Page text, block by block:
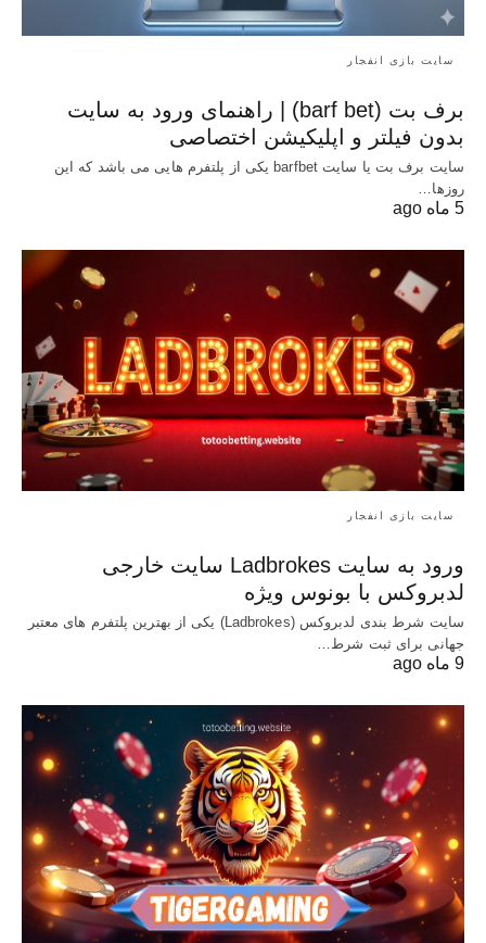
سایت بازی انفجار
برف بت (barf bet) | راهنمای ورود به سایت
بدون فیلتر و اپلیکیشن اختصاصی
سایت برف بت یا سایت barfbet یکی از پلتفرم‌ هایی می باشد که این
روزها…
5 ماه ago
سایت بازی انفجار
ورود به سایت Ladbrokes سایت خارجی
لدبروکس با بونوس ویژه
سایت شرط بندی لدبروکس (Ladbrokes) یکی از بهترین پلتفرم های معتبر
جهانی برای ثبت شرط…
9 ماه ago